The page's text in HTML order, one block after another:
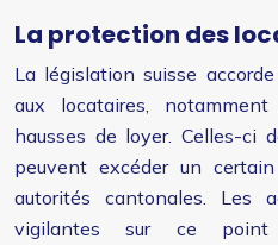
La protection des
La législation suisse
aux locataires,
hausses de loyer. Celles-ci
peuvent excéder un
autorités cantonales. Les
vigilantes sur ce